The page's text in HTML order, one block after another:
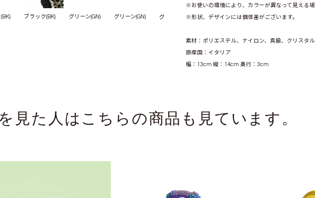
ブラック(BK) グリーン(GN) グリーン(GN) グリーン(GN)
※お使いの環境により、カラーが異なって見える場
※形状、デザインには個体差がございます。
素材：ポリエステル、ナイロン、真鍮、クリスタ
原産国：イタリア
幅：13cm 縦：14cm 奥行：3cm
見た人はこちらの商品も見ています。